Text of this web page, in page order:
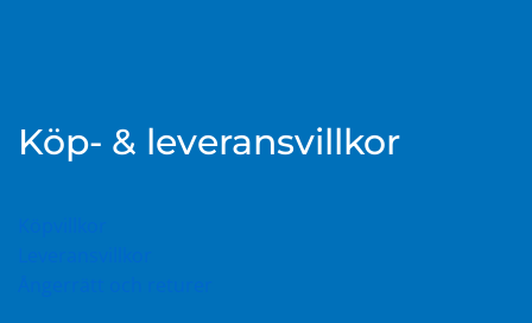
Köp- & leveransvillkor